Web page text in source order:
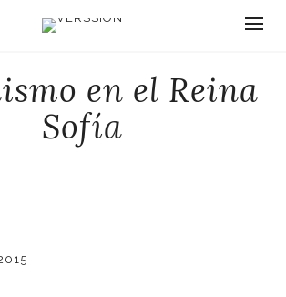
en el Reina
Sofía